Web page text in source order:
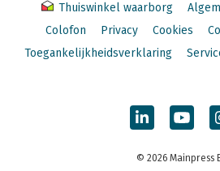
Thuiswinkel waarborg
Colofon
Privacy Cookies
Toegankelijkheidsverklaring
© 2026 Mainpress